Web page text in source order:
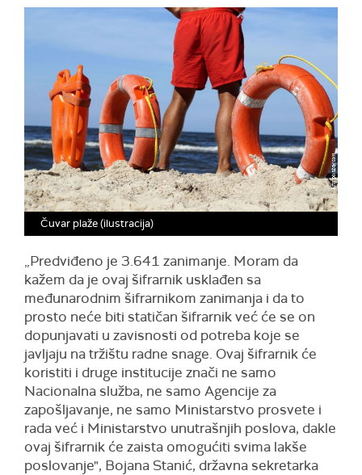
Čuvar plaže (ilustracija)
„Predviđeno je 3.641 zanimanje. Moram da
kažem da je ovaj šifrarnik usklađen sa
međunarodnim šifrarnikom zanimanja i da to
prosto neće biti statičan šifrarnik već će se on
dopunjavati u zavisnosti od potreba koje se
javljaju na tržištu radne snage. Ovaj šifrarnik će
koristiti i druge institucije znači ne samo
Nacionalna služba, ne samo Agencije za
zapošljavanje, ne samo Ministarstvo prosvete i
rada već i Ministarstvo unutrašnjih poslova, dakle
ovaj šifrarnik će zaista omogućiti svima lakše
poslovanje", Bojana Stanić, državna sekretarka